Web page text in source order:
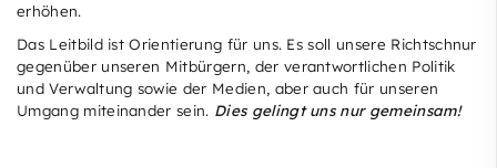
erhöhen.
Das Leitbild ist Orientierung für uns. Es soll unsere Richtschnur
gegenüber unseren Mitbürgern, der verantwortlichen Politik
und Verwaltung sowie der Medien, aber auch für unseren
Umgang miteinander sein. Dies gelingt uns nur gemeinsam!